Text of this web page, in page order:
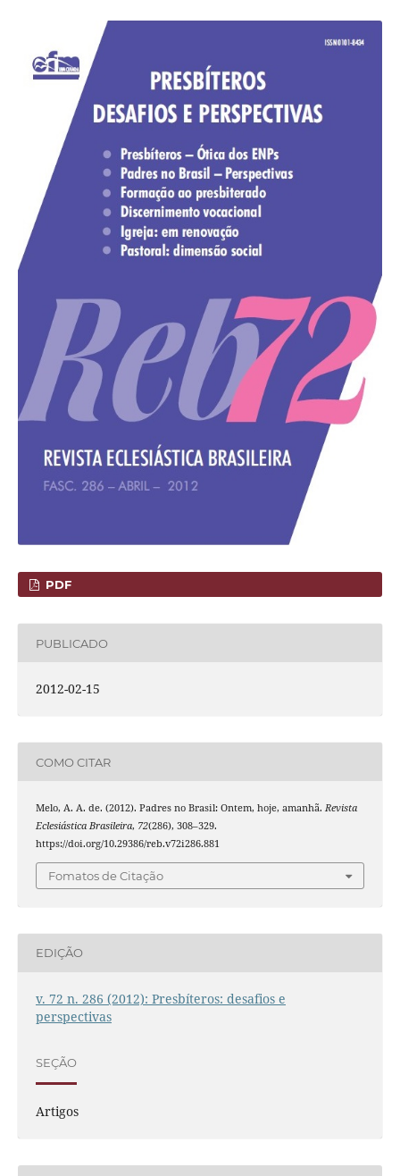
PDF
PUBLICADO
2012-02-15
COMO CITAR
Melo, A. A. de. (2012). Padres no Brasil: Ontem, hoje, amanhã. Revista
Eclesiástica Brasileira, 72(286), 308–329.
https://doi.org/10.29386/reb.v72i286.881
Fomatos de Citação
EDIÇÃO
v. 72 n. 286 (2012): Presbíteros: desafios e
perspectivas
SEÇÃO
Artigos